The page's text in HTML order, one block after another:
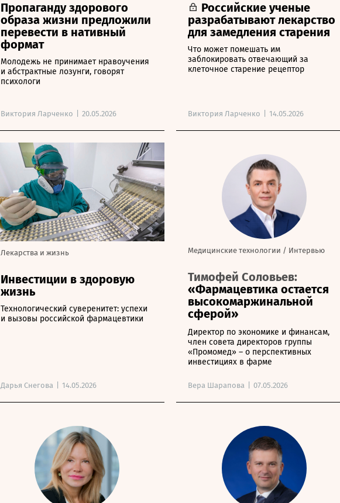
Пропаганду здорового
образа жизни предложили
перевести в нативный
формат
Молодежь не принимает нравоучения
и абстрактные лозунги, говорят
психологи
Виктория Ларченко 20.05.2026
Российские ученые
разрабатывают лекарство
для замедления старения
Что может помешать им
заблокировать отвечающий за
клеточное старение рецептор
Виктория Ларченко 14.05.2026
Лекарства и жизнь
Инвестиции в здоровую
жизнь
Технологический суверенитет: успехи
и вызовы российской фармацевтики
Дарья Снегова 14.05.2026
Медицинские технологии / Интервью
Тимофей Соловьев:
«Фармацевтика остается
высокомаржинальной
сферой»
Директор по экономике и финансам,
член совета директоров группы
«Промомед» – о перспективных
инвестициях в фарме
Вера Шарапова 07.05.2026